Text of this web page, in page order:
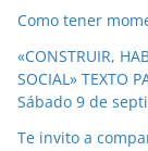
Como tener
«CONSTRUIR,
SOCIAL» TEXTO
Sábado 9 de
Te invito a